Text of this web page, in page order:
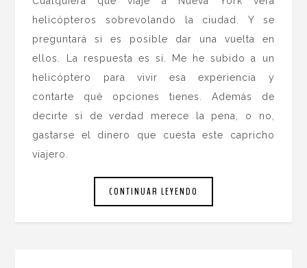
helicópteros sobrevolando la ciudad. Y se
preguntará si es posible dar una vuelta en
ellos. La respuesta es sí. Me he subido a un
helicóptero para vivir esa experiencia y
contarte qué opciones tienes. Además de
decirte si de verdad merece la pena, o no,
gastarse el dinero que cuesta este capricho
viajero.
CONTINUAR LEYENDO